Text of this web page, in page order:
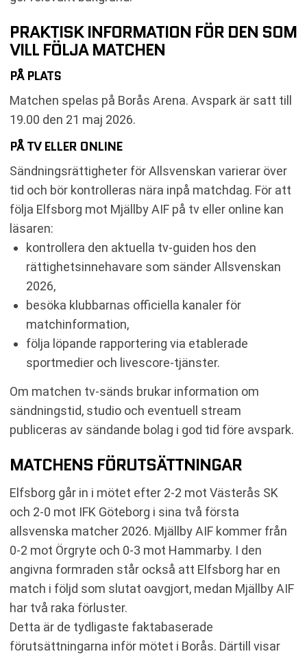
PRAKTISK INFORMATION FÖR DEN SOM
VILL FÖLJA MATCHEN
PÅ PLATS
Matchen spelas på Borås Arena. Avspark är satt till
19.00 den 21 maj 2026.
PÅ TV ELLER ONLINE
Sändningsrättigheter för Allsvenskan varierar över
tid och bör kontrolleras nära inpå matchdag. För att
följa Elfsborg mot Mjällby AIF på tv eller online kan
läsaren:
kontrollera den aktuella tv-guiden hos den
rättighetsinnehavare som sänder Allsvenskan
2026,
besöka klubbarnas officiella kanaler för
matchinformation,
följa löpande rapportering via etablerade
sportmedier och livescore-tjänster.
Om matchen tv-sänds brukar information om
sändningstid, studio och eventuell stream
publiceras av sändande bolag i god tid före avspark.
MATCHENS FÖRUTSÄTTNINGAR
Elfsborg går in i mötet efter 2-2 mot Västerås SK
och 2-0 mot IFK Göteborg i sina två första
allsvenska matcher 2026. Mjällby AIF kommer från
0-2 mot Örgryte och 0-3 mot Hammarby. I den
angivna formraden står också att Elfsborg har en
match i följd som slutat oavgjort, medan Mjällby AIF
har två raka förluster.
Detta är de tydligaste faktabaserade
förutsättningarna inför mötet i Borås. Därtill visar